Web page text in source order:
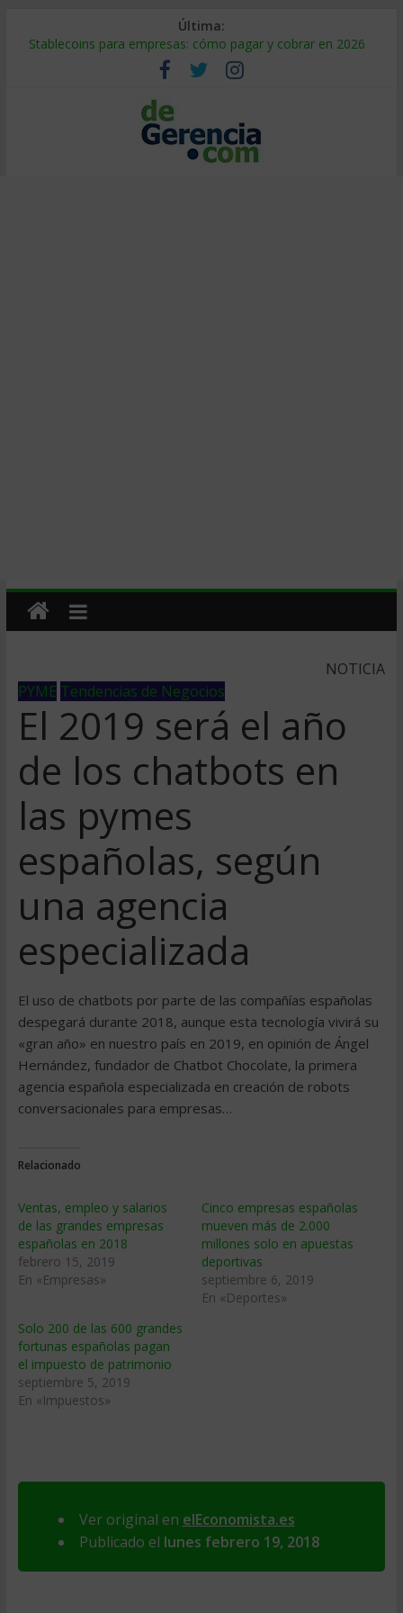
Última:
Stablecoins para empresas: cómo pagar y cobrar en 2026
Despido silencioso: qué es y por qué sale tan caro
IA en selección de personal: cómo auditarla a tiempo
Trabajo forzoso en la cadena de suministro: qué hacer
Mercado hispano de EE. UU.: cómo segmentarlo y venderle
NOTICIA
PYME Tendencias de Negocios
El 2019 será el año
de los chatbots en
las pymes
españolas, según
una agencia
especializada
El uso de chatbots por parte de las compañías españolas
despegará durante 2018, aunque esta tecnología vivirá su
«gran año» en nuestro país en 2019, en opinión de Ángel
Hernández, fundador de Chatbot Chocolate, la primera
agencia española especializada en creación de robots
conversacionales para empresas…
Relacionado
Ventas, empleo y salarios
de las grandes empresas
españolas en 2018
febrero 15, 2019
En «Empresas»
Cinco empresas españolas
mueven más de 2.000
millones solo en apuestas
deportivas
septiembre 6, 2019
En «Deportes»
Solo 200 de las 600 grandes
fortunas españolas pagan
el impuesto de patrimonio
septiembre 5, 2019
En «Impuestos»
Ver original en elEconomista.es
Publicado el lunes febrero 19, 2018